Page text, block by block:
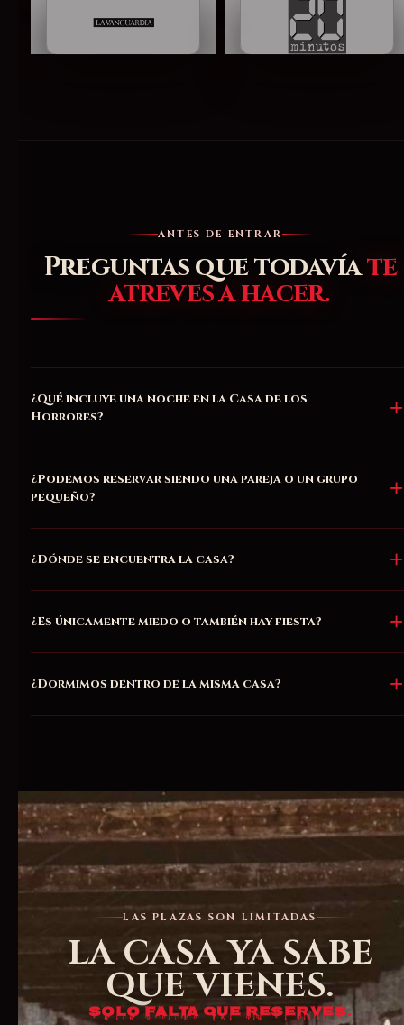
ANTES DE ENTRAR
Preguntas que todavíate
atreves a hacer.
¿Qué incluye una noche en la Casa de los
Horrores?
¿Podemos reservar siendo una pareja o un grupo
pequeño?
¿Dónde se encuentra la casa?
¿Es únicamente miedo o también hay fiesta?
¿Dormimos dentro de la misma casa?
LAS PLAZAS SON LIMITADAS
LA CASA YA SABE
QUE VIENES.
Solo falta que reserves.